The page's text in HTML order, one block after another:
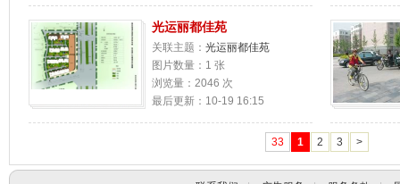
光运丽都佳苑
关联主题： 光运丽都佳苑
图片数量：1 张
浏览量：2046 次
最后更新：10-19 16:15
33 1 2 3 >